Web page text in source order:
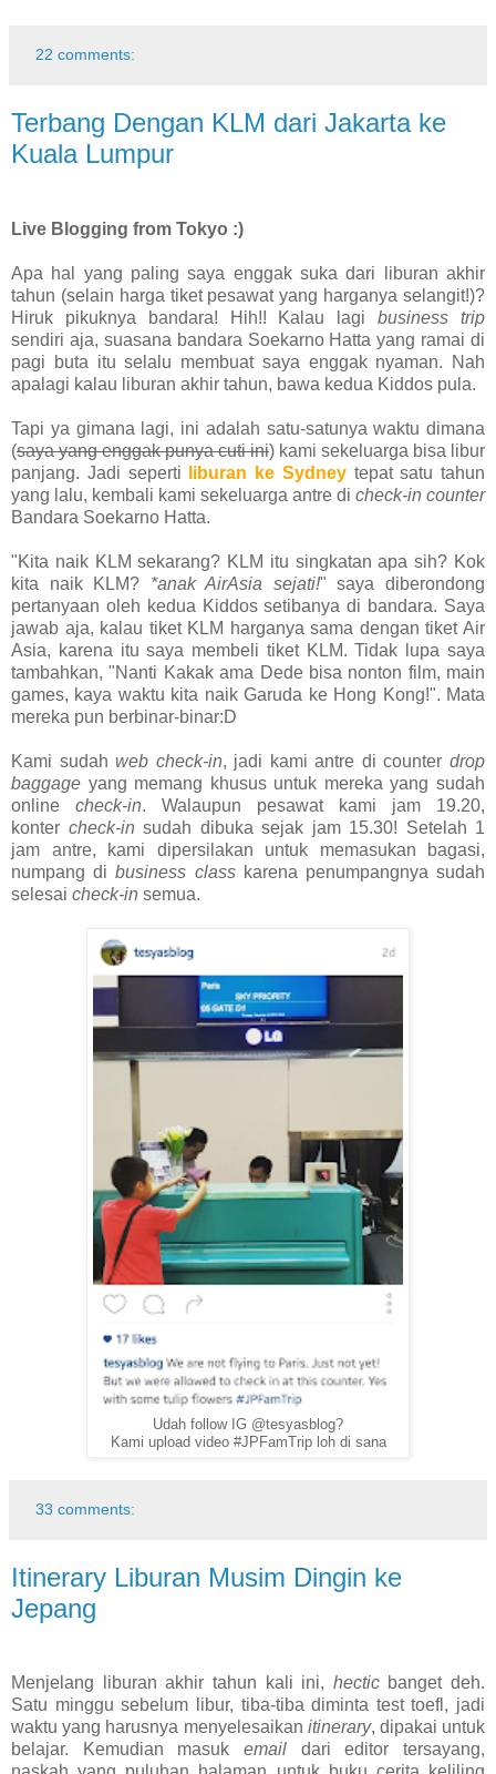
22 comments:
Terbang Dengan KLM dari Jakarta ke
Kuala Lumpur
Live Blogging from Tokyo :)
Apa hal yang paling saya enggak suka dari liburan akhir
tahun (selain harga tiket pesawat yang harganya selangit!)?
Hiruk pikuknya bandara! Hih!! Kalau lagibusiness trip
sendiri aja, suasana bandara Soekarno Hatta yang ramai di
pagi buta itu selalu membuat saya enggak nyaman. Nah
apalagi kalau liburan akhir tahun, bawa kedua Kiddos pula.
Tapi ya gimana lagi, ini adalah satu-satunya waktu dimana
(saya yang enggak punya cuti ini) kami sekeluarga bisa libur
panjang. Jadi seperti
liburan ke Sydneytepat satu tahun
yang lalu, kembali kami sekeluarga antre di check-in counter
Bandara Soekarno Hatta.
"Kita naik KLM sekarang? KLM itu singkatan apa sih? Kok
kita naik KLM? *anak AirAsia sejati!" saya diberondong
pertanyaan oleh kedua Kiddos setibanya di bandara. Saya
jawab aja, kalau tiket KLM harganya sama dengan tiket Air
Asia, karena itu saya membeli tiket KLM. Tidak lupa saya
tambahkan, "Nanti Kakak ama Dede bisa nonton film, main
games, kaya waktu kita naik Garuda ke Hong Kong!". Mata
mereka pun berbinar-binar:D
Kami sudahweb check-in, jadi kami antre di counterdrop
baggage yang memang khusus untuk mereka yang sudah
online check-in. Walaupun pesawat kami jam 19.20,
konter check-in sudah dibuka sejak jam 15.30! Setelah 1
jam antre, kami dipersilakan untuk memasukan bagasi,
numpang dibusiness classkarena penumpangnya sudah
selesai check-in semua.
Udah follow IG @tesyasblog?
Kami upload video #JPFamTrip loh di sana
33 comments:
Itinerary Liburan Musim Dingin ke
Jepang
Menjelang liburan akhir tahun kali ini, hecticbanget deh.
Satu minggu sebelum libur, tiba-tiba diminta test toefl, jadi
waktu yang harusnya menyelesaikan itinerary, dipakai untuk
belajar. Kemudian masuk email dari editor tersayang,